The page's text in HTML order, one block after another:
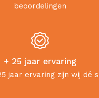
beoordelingen
+ 25 jaar ervaring
jaar ervaring zijn wij dé